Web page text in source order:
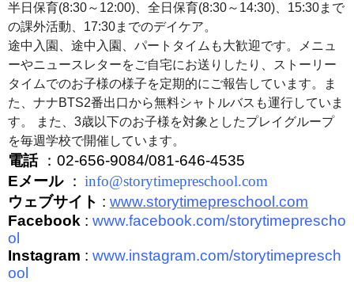
半日保育(8:30～12:00)、全日保育(8:30～14:30)、15:30まで
の課外活動、17:30までのデイケア。
途中入園、途中入園、パートタイムも大歓迎です。メニュ
ーやニュースレターをご自宅にお送りしたり、ストーリー
タイムでのお子様の様子を定期的にご報告しています。ま
た、ナナBTS2番出口から無料シャトルバスも運行していま
す。
また、3歳以下のお子様を対象としたプレイグループ
を毎週学校で開催しています。
電話 ：02-656-9084/081-646-4535
Eメール ： info@storytimepreschool.com
ウェブサイト : www.storytimepreschool.com
Facebook : www.facebook.com/storytimeprescho
ol
Instagram : www.instagram.com/storytimepresch
ool